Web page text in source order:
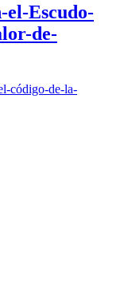
Escudo-
de-